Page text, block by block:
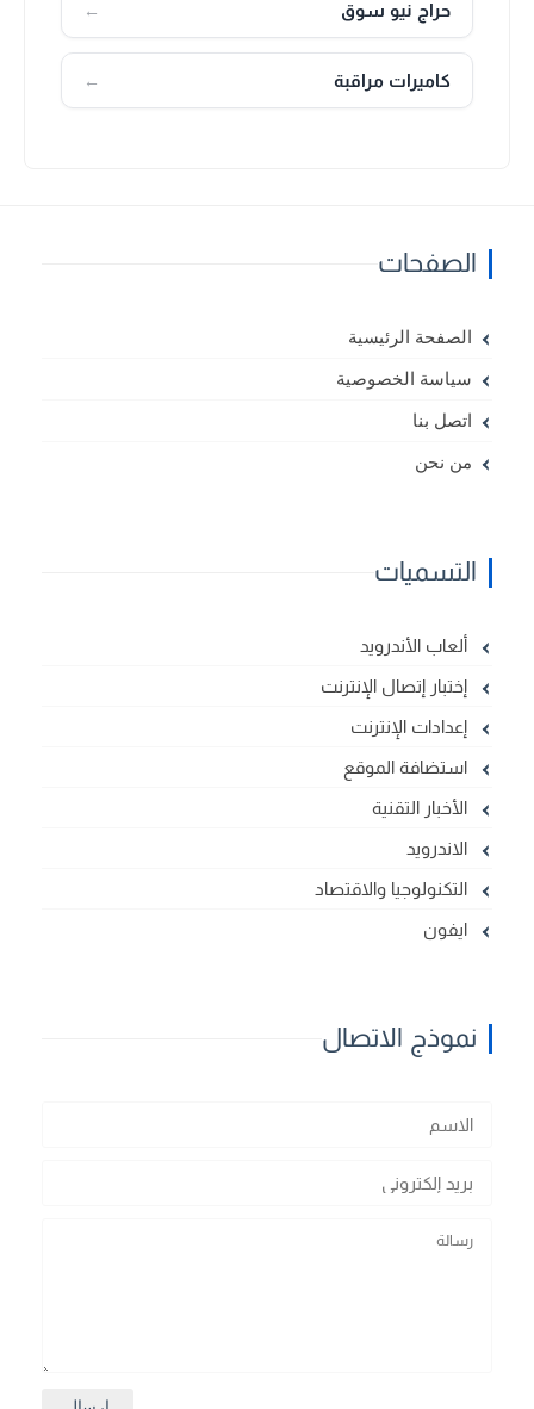
حراج نيو سوق ←
كاميرات مراقبة ←
الصفحات
الصفحة الرئيسية
سياسة الخصوصية
اتصل بنا
من نحن
التسميات
ألعاب الأندرويد
إختبار إتصال الإنترنت
إعدادات الإنترنت
استضافة الموقع
الأخبار التقنية
الاندرويد
التكنولوجيا والاقتصاد
ايفون
نموذج الاتصال